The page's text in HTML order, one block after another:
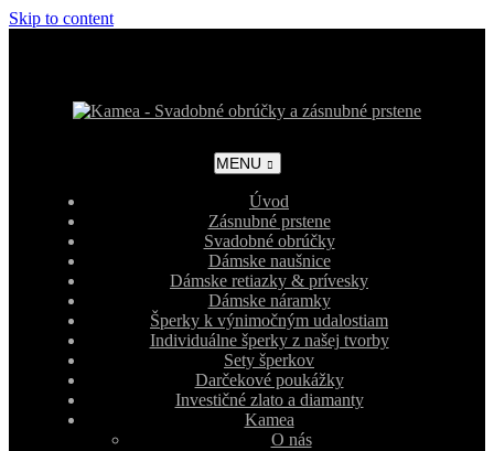
Skip to content
MENU
Úvod
Zásnubné prstene
Svadobné obrúčky
Dámske naušnice
Dámske retiazky & prívesky
Dámske náramky
Šperky k výnimočným udalostiam
Individuálne šperky z našej tvorby
Sety šperkov
Darčekové poukážky
Investičné zlato a diamanty
Kamea
O nás